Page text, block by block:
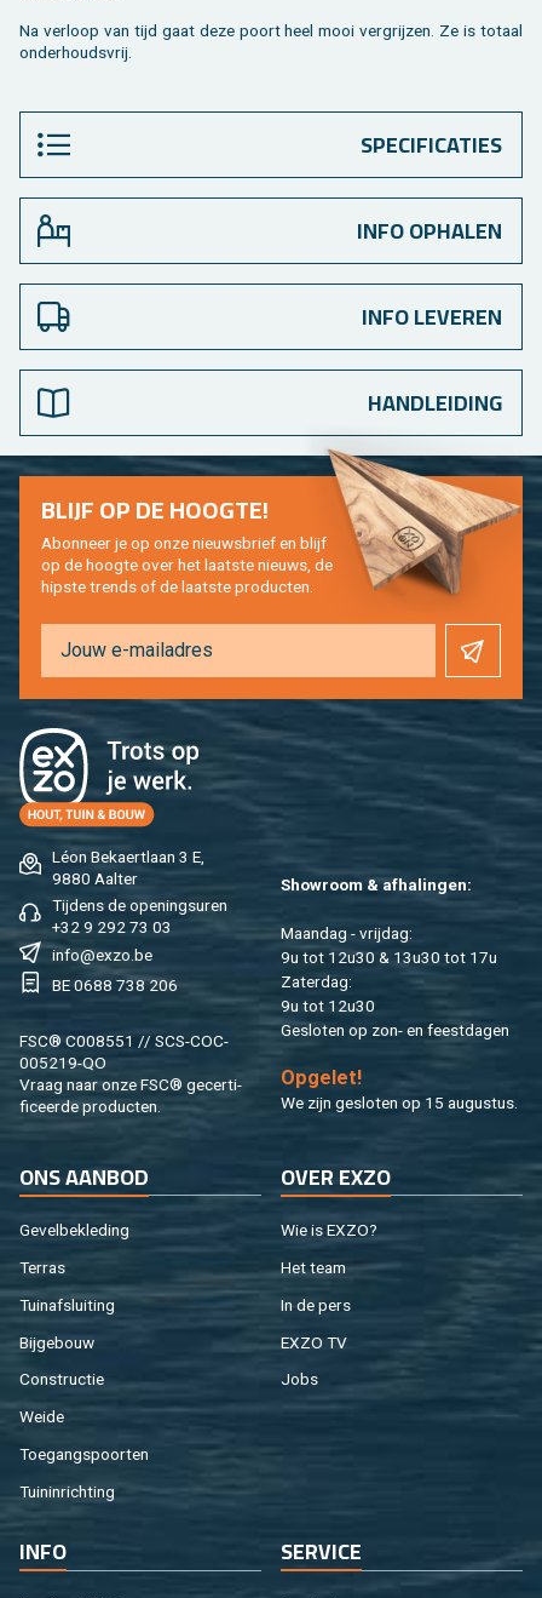
Na ver­loop van tijd gaat deze poort heel mooi ver­grij­zen. Ze is to­taal
on­der­houds­vrij.
SPECIFICATIES
INFO OPHALEN
INFO LEVEREN
HANDLEIDING
Léon Be­kaert­laan 3 E,
9880 Aal­ter
Tij­dens de ope­nings­uren
+32 9 292 73 03
info@​exzo.​be
BE 0688 738 206
FSC® C008551 // SCS-COC-
005219-QO
Vraag naar onze FSC® ge­cer­ti­
fi­ceer­de pro­duc­ten.
Show­room & af­ha­lin­gen:
Maan­dag - vrij­dag:
9u tot 12u30 & 13u30 tot 17u
Za­ter­dag:
9u tot 12u30
Ge­slo­ten op zon- en feest­da­gen
Op­ge­let!
We zijn ge­slo­ten op 15 au­gus­tus.
BLIJF OP DE HOOG­TE!
Abon­neer je op onze nieuws­brief en blijf
op de hoog­te over het laat­ste nieuws, de
hip­s­te trends of de laat­ste pro­duc­ten.
ONS AAN­BOD
Ge­vel­be­kle­ding
Ter­ras
Tuin­af­slui­ting
Bij­ge­bouw
Con­struc­tie
Weide
Toe­gangs­poor­ten
Tuin­in­rich­ting
OVER EXZO
Wie is EXZO?
Het team
In de pers
EXZO TV
Jobs
INFO SER­VI­CE